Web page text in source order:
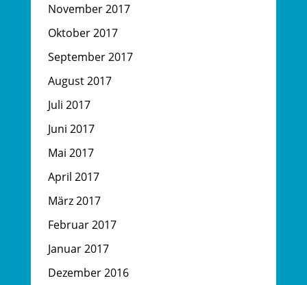
November 2017
Oktober 2017
September 2017
August 2017
Juli 2017
Juni 2017
Mai 2017
April 2017
März 2017
Februar 2017
Januar 2017
Dezember 2016